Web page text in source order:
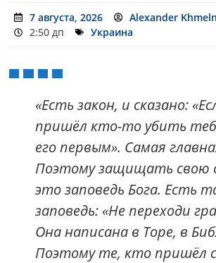
7 августа, 2026
Alexander
2:50 дп
Украина
«Есть закон, и сказано:
пришёл кто-то убить
его первым». Самая
Поэтому защищать свою
это заповедь Бога. Есть
заповедь: «Не переходи
Она написана в Торе, в
Поэтому те, кто пришёл